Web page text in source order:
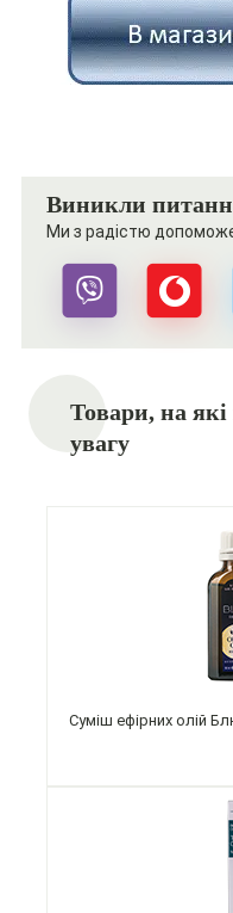
Виникли
Ми з радістю
Товари, на які
увагу
Суміш ефірних олій